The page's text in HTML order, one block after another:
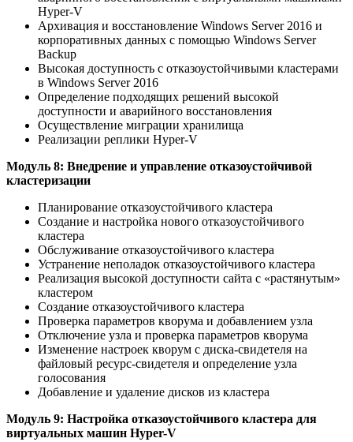
Hyper-V
Архивация и восстановление Windows Server 2016 и
корпоративных данных с помощью Windows Server
Backup
Высокая доступность с отказоустойчивыми кластерами
в Windows Server 2016
Определение подходящих решений высокой
доступности и аварийного восстановления
Осуществление миграции хранилища
Реализации реплики Hyper-V
Модуль 8: Внедрение и управление отказоустойчивой
кластеризации
Планирование отказоустойчивого кластера
Создание и настройка нового отказоустойчивого
кластера
Обслуживание отказоустойчивого кластера
Устранение неполадок отказоустойчивого кластера
Реализация высокой доступности сайта с «растянутым»
кластером
Создание отказоустойчивого кластера
Проверка параметров кворума и добавлением узла
Отключение узла и проверка параметров кворума
Изменение настроек кворум с диска-свидетеля на
файловый ресурс-свидетеля и определение узла
голосования
Добавление и удаление дисков из кластера
Модуль 9: Настройка отказоустойчивого кластера для
виртуальных машин Hyper-V